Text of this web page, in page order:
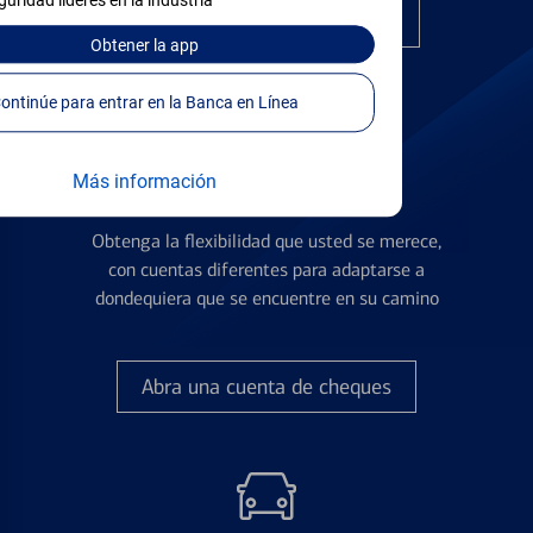
Obtenerla app
Continúe para entrar en la Banca en Línea
Más información
Encuentre la tarjeta correcta
Obtenga la flexibilidad que usted se merece,
con cuentas diferentes para adaptarse a
dondequiera que se encuentre en su camino
Abra una cuenta de cheques